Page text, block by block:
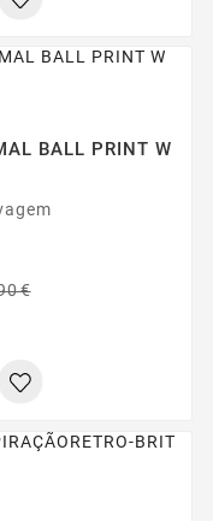
BALL PRINT W
€Preço
Preço